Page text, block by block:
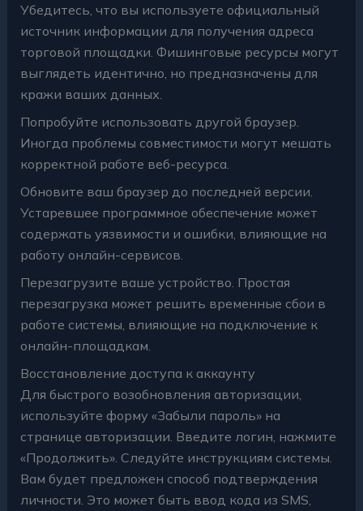
Убедитесь, что вы используете официальный
источник информации для получения адреса
торговой площадки. Фишинговые ресурсы могут
выглядеть идентично, но предназначены для
кражи ваших данных.
Попробуйте использовать другой браузер.
Иногда проблемы совместимости могут мешать
корректной работе веб-ресурса.
Обновите ваш браузер до последней версии.
Устаревшее программное обеспечение может
содержать уязвимости и ошибки, влияющие на
работу онлайн-сервисов.
Перезагрузите ваше устройство. Простая
перезагрузка может решить временные сбои в
работе системы, влияющие на подключение к
онлайн-площадкам.
Восстановление доступа к аккаунту
Для быстрого возобновления авторизации,
используйте форму «Забыли пароль» на
странице авторизации. Введите логин, нажмите
«Продолжить». Следуйте инструкциям системы.
Вам будет предложен способ подтверждения
личности. Это может быть ввод кода из SMS,